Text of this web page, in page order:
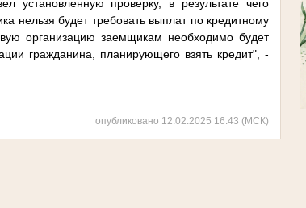
установленную проверку, в результате чего
нельзя будет требовать выплат по кредитному
организацию заемщикам необходимо будет
гражданина, планирующего взять кредит", -
опубликовано 12.02.2025 16:43 (МСК)